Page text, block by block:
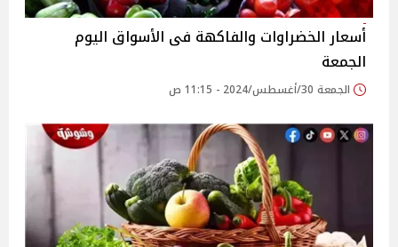
أسعار الخضراوات والفاكهة فى الأسواق‎‎ اليوم
الجمعة
الجمعة 30/أغسطس/2024 - 11:15 ص